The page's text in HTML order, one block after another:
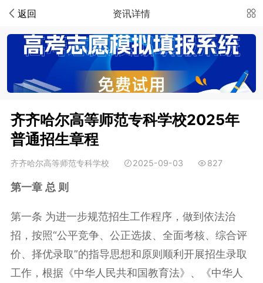
返回 资讯详情
齐齐哈尔高等师范专科学校2025年
普通招生章程
齐齐哈尔高等师范专科学校 2025-09-03 827
第一章 总 则
第一条 为进一步规范招生工作程序，做到依法治
招，按照“公平竞争、公正选拔、全面考核、综合评
价、择优录取”的指导思想和原则顺利开展招生录取
工作，根据《中华人民共和国教育法》、《中华人